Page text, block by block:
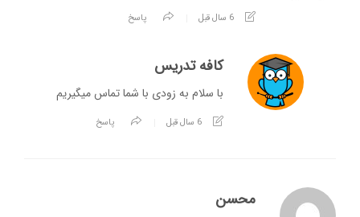
6 سال قبل پاسخ
کافه تدریس
با سلام به زودی با شما تماس میگیریم
6 سال قبل پاسخ
محسن